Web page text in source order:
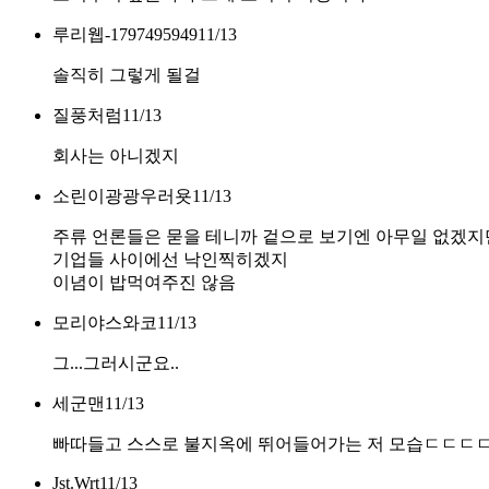
루리웹-179749594911/13
솔직히 그렇게 될걸
질풍처럼11/13
회사는 아니겠지
소린이광광우러욧11/13
주류 언론들은 묻을 테니까 겉으로 보기엔 아무일 없겠지
기업들 사이에선 낙인찍히겠지
이념이 밥먹여주진 않음
모리야스와코11/13
그...그러시군요..
세군맨 11/13
빠따들고 스스로 불지옥에 뛰어들어가는 저 모습ㄷㄷㄷ
Jst.Wrt11/13